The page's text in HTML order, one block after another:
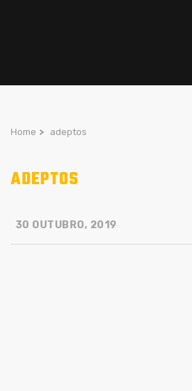
Home > adeptos
ADEPTOS
30 OUTUBRO, 2019